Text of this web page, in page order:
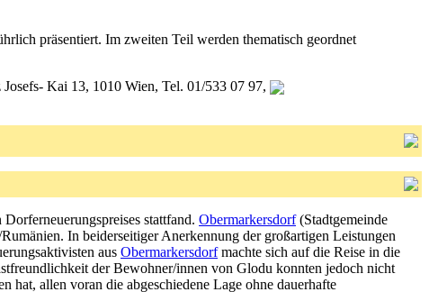
präsentiert. Im zweiten Teil werden thematisch geordnet
Josefs- Kai 13, 1010 Wien, Tel. 01/533 07 97,
stattfand. Obermarkersdorf(Stadtgemeinde
In beiderseitiger Anerkennung der großartigen Leistungen
aus Obermarkersdorfmachte sich auf die Reise in die
der Bewohner/innen von Glodu konnten jedoch nicht
hat, allen voran die abgeschiedene Lage ohne dauerhafte